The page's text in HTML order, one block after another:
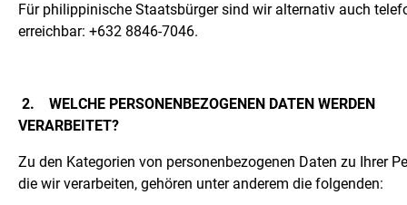
Für philippinische Staatsbürger sind wir alternativ auch
erreichbar: +632 8846-7046.
2.
WELCHE PERSONENBEZOGENEN DATEN WERDEN
VERARBEITET?
Zu den Kategorien von personenbezogenen Daten zu Ihrer
die wir verarbeiten, gehören unter anderem die folgenden: